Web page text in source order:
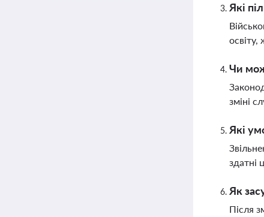
Які
Чи
зміні
Які
здатні
Як
Після